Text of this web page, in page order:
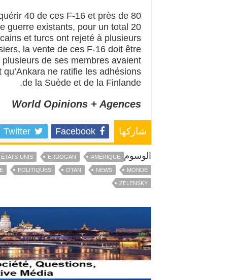
40 de ces F-16 et près de 80
guerre existants, pour un total 20
et turcs ont rejeté à plusieurs
la vente de ces F-16 doit être
de ses membres avaient
qu’Ankara ne ratifie les adhésions
de la Suède et de la Finlande.
World Opinions + Agences
شاركها Facebook
Twitter
الوسوم AMÉRIQUE
ERDOGAN
ÉTATS-UNIS
MONDE
NEWS
OTAN
POLITIQUES
ZELENSKY